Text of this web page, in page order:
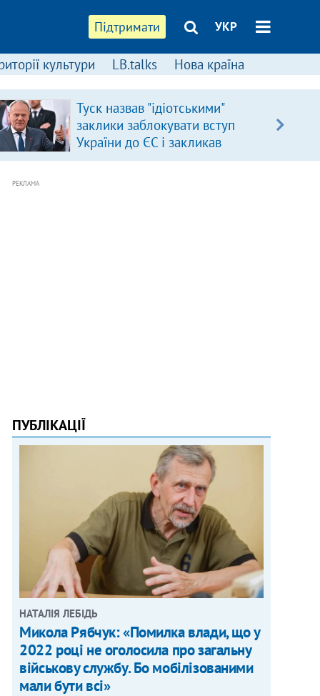
Підтримати УКР
культури LB.talks Нова країна
Туск назвав "ідіотськими"
заклики заблокувати вступ
України до ЄС і закликав
припинити антиукраїнську
РЕКЛАМА
ПУБЛІКАЦІЇ
НАТАЛІЯ ЛЕБІДЬ
Микола Рябчук: «Помилка влади, що у
2022 році не оголосила про загальну
військову службу. Бо мобілізованими
мали бути всі»